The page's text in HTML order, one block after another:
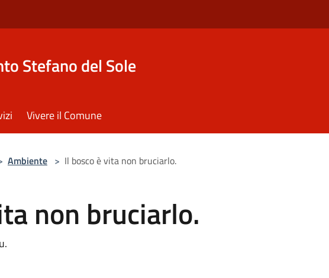
Stefano del Sole
Vivere il Comune
Ambiente > Il bosco è vita non bruciarlo.
non bruciarlo.